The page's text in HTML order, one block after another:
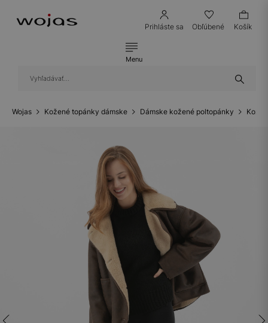
Prihláste sa Obľúbené Košík
Menu
Wojas Kožené topánky dámske Dámske kožené poltopánky